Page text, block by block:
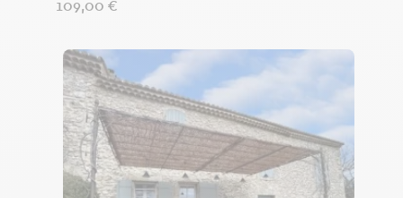
Preis
109,00 €